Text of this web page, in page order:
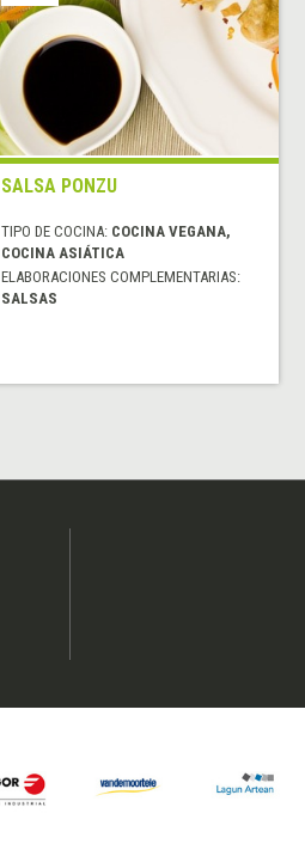
SALSA PONZU
TIPO DE COCINA: COCINA VEGANA,
COCINA ASIÁTICA
ELABORACIONES COMPLEMENTARIAS:
SALSAS